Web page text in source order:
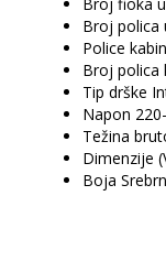
Broj polica
Police
Broj polica
Tip drške
Napon
Težina
Dimenzije
Boja